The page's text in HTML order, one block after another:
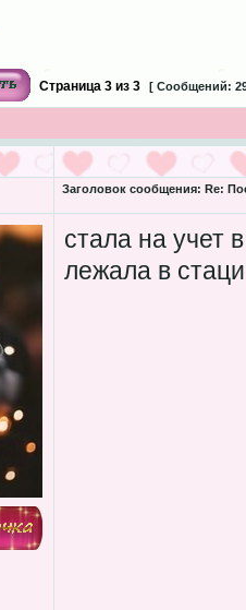
Страница 3из 3 [ Сообщений:
Заголовок сообщения: Re:
стала на учет
лежала в